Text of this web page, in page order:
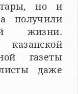
но и
получили
жизни.
газеты
даже